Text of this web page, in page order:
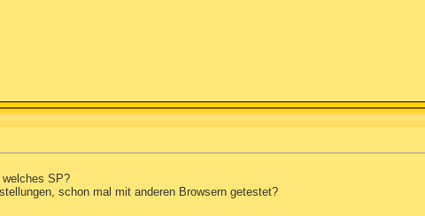
SP?
schon mal mit anderen Browsern getestet?